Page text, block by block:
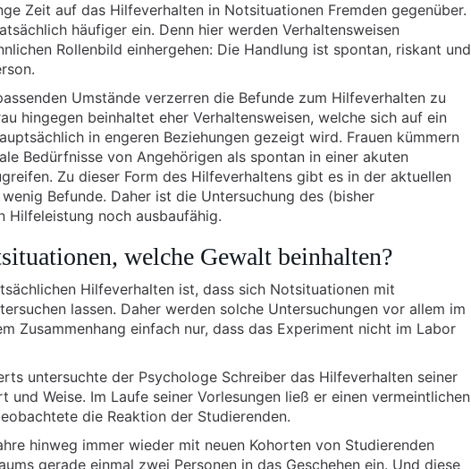
Zeit auf das Hilfeverhalten in Notsituationen Fremden gegenüber.
häufiger ein. Denn hier werden Verhaltensweisen
Rollenbild einhergehen: Die Handlung ist spontan, riskant und
Umstände verzerren die Befunde zum Hilfeverhalten zu
hingegen beinhaltet eher Verhaltensweisen, welche sich auf ein
in engeren Beziehungen gezeigt wird. Frauen kümmern
Bedürfnisse von Angehörigen als spontan in einer akuten
Zu dieser Form des Hilfeverhaltens gibt es in der aktuellen
Befunde. Daher ist die Untersuchung des (bisher
Hilfeleistung noch ausbaufähig.
welche Gewalt beinhalten?
Hilfeverhalten ist, dass sich Notsituationen mit
lassen. Daher werden solche Untersuchungen vor allem im
Zusammenhang einfach nur, dass das Experiment nicht im Labor
untersuchte der Psychologe Schreiber das Hilfeverhalten seiner
Weise. Im Laufe seiner Vorlesungen ließ er einen vermeintlichen
die Reaktion der Studierenden.
hinweg immer wieder mit neuen Kohorten von Studierenden
gerade einmal zwei Personen in das Geschehen ein. Und diese